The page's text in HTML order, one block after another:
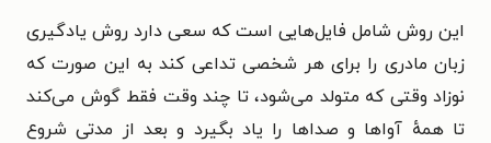
این روش شامل فایل‌هایی است که سعی دارد روش یادگیری
زبان مادری را برای هر شخصی تداعی کند به این صورت که
نوزاد وقتی که متولد می‌شود، تا چند وقت فقط گوش می‌کند
تا همهٔ آواها و صدا‌ها را یاد بگیرد و بعد از مدتی شروع